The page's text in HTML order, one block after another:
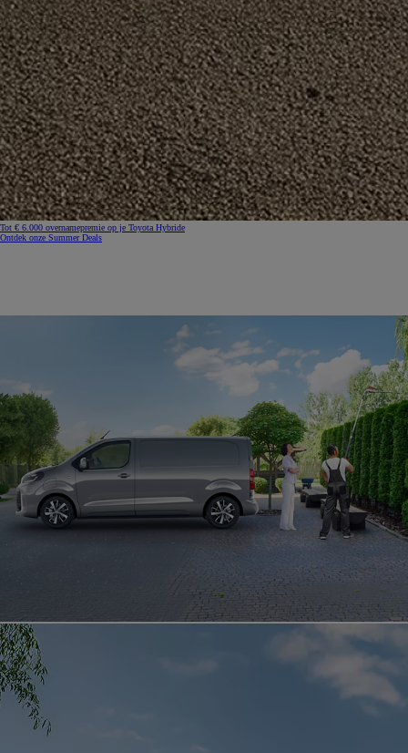
Tot € 6.000 overnamepremie op je Toyota Hybride
Ontdek onze Summer Deals